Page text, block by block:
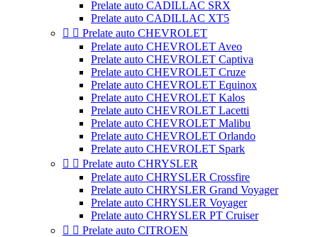
Prelate auto CADILLAC SRX
Prelate auto CADILLAC XT5
  Prelate auto CHEVROLET
Prelate auto CHEVROLET Aveo
Prelate auto CHEVROLET Captiva
Prelate auto CHEVROLET Cruze
Prelate auto CHEVROLET Equinox
Prelate auto CHEVROLET Kalos
Prelate auto CHEVROLET Lacetti
Prelate auto CHEVROLET Malibu
Prelate auto CHEVROLET Orlando
Prelate auto CHEVROLET Spark
  Prelate auto CHRYSLER
Prelate auto CHRYSLER Crossfire
Prelate auto CHRYSLER Grand Voyager
Prelate auto CHRYSLER Voyager
Prelate auto CHRYSLER PT Cruiser
  Prelate auto CITROEN